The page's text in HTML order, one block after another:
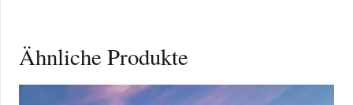
Ähnliche Produkte